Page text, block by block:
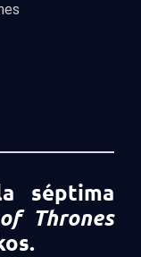
séptima
Thrones